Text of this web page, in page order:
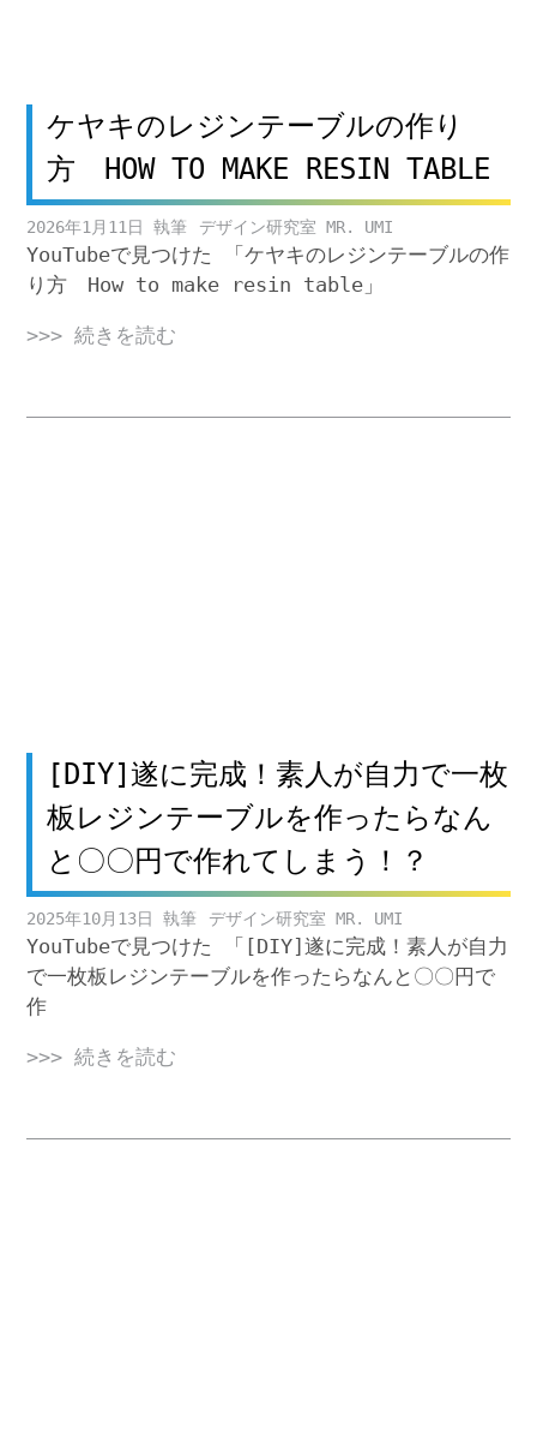
ケヤキのレジンテーブルの作り
方 HOW TO MAKE RESIN TABLE
2026年1月11日 デザイン研究室 MR. UMI
YouTubeで見つけた 「ケヤキのレジンテーブルの作
り方 How to make resin table」
>>> 続きを読む
[DIY]遂に完成！素人が自力で一枚
板レジンテーブルを作ったらなん
と〇〇円で作れてしまう！？
2025年10月13日 デザイン研究室 MR. UMI
YouTubeで見つけた 「[DIY]遂に完成！素人が自力
で一枚板レジンテーブルを作ったらなんと〇〇円で
作
>>> 続きを読む